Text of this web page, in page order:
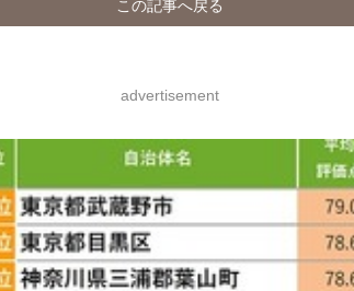
この記事へ戻る
advertisement